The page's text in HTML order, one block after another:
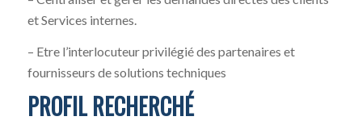
et Services internes.
– Etre l’interlocuteur privilégié des partenaires et
fournisseurs de solutions techniques
PROFIL RECHERCHÉ